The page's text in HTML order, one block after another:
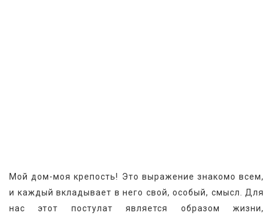
Мой дом-моя крепость! Это выражение знакомо всем,
и каждый вкладывает в него свой, особый, смысл. Для
нас этот постулат является образом жизни,